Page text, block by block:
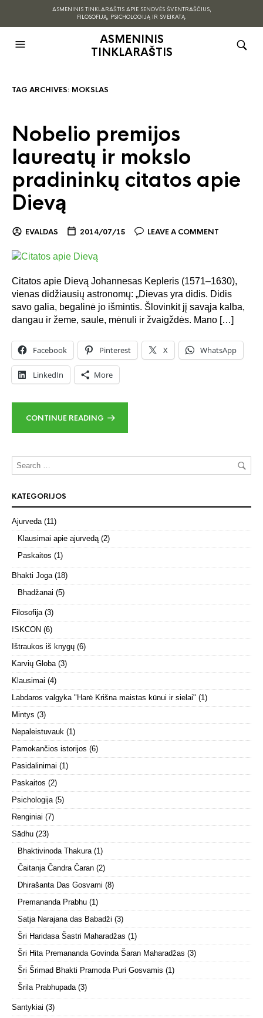
ASMENINIS TINKLARAŠTIS APIE SENOVĖS ŠVENTRAŠČIUS,
FILOSOFIJĄ, PSICHOLOGIJĄ IR SVEIKATĄ.
ASMENINIS
TINKLARAŠTIS
TAG ARCHIVES: MOKSLAS
Nobelio premijos
laureatų ir mokslo
pradininkų citatos apie
Dievą
EVALDAS 2014/07/15 LEAVE A COMMENT
Citatos apie Dievą Johannesas Kepleris (1571–1630),
vienas didžiausių astronomų: „Dievas yra didis. Didis
savo galia, begalinė jo išmintis. Šlovinkit jį savąja kalba,
dangau ir žeme, saule, mėnuli ir žvaigždės. Mano […]
Facebook Pinterest X WhatsApp
LinkedIn More
CONTINUE READING
KATEGORIJOS
Ajurveda (11)
Klausimai apie ajurvedą (2)
Paskaitos (1)
Bhakti Joga (18)
Bhadžanai (5)
Filosofija (3)
ISKCON (6)
Ištraukos iš knygų (6)
Karvių Globa (3)
Klausimai (4)
Labdaros valgyka "Harė Krišna maistas kūnui ir sielai" (1)
Mintys (3)
Nepaleistuvauk (1)
Pamokančios istorijos (6)
Pasidalinimai (1)
Paskaitos (2)
Psichologija (5)
Renginiai (7)
Sādhu (23)
Bhaktivinoda Thakura (1)
Čaitanja Čandra Čaran (2)
Dhirašanta Das Gosvami (8)
Premananda Prabhu (1)
Satja Narajana das Babadži (3)
Šri Haridasa Šastri Maharadžas (1)
Šri Hita Premananda Govinda Šaran Maharadžas (3)
Šri Šrimad Bhakti Pramoda Puri Gosvamis (1)
Šrila Prabhupada (3)
Santykiai (3)